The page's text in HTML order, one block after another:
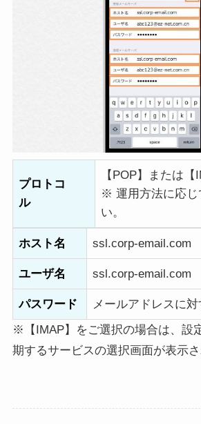
プロトコ
ル
【POP】または
※ 運用方法に応じ
い。
ホスト名 ssl.corp-email.com
ユーザ名 ssl.corp-email.com
パスワード
メールアドレスに
※【IMAP】をご選択の場合は、設
期するサービスの選択画面が表示さ